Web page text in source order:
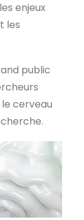
enjeux
les
public
cerveau